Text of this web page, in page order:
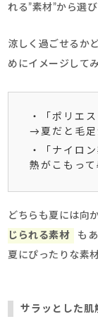
れる”素材”から選び
涼しく過ごせるか
めにイメージして
・「ポリエ
→夏だと毛足
・「ナイロ
熱がこもって
どちらも夏には向
じられる素材
も
夏にぴったりな素
サラッとした肌